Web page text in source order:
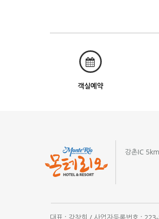
객실예약
강촌IC